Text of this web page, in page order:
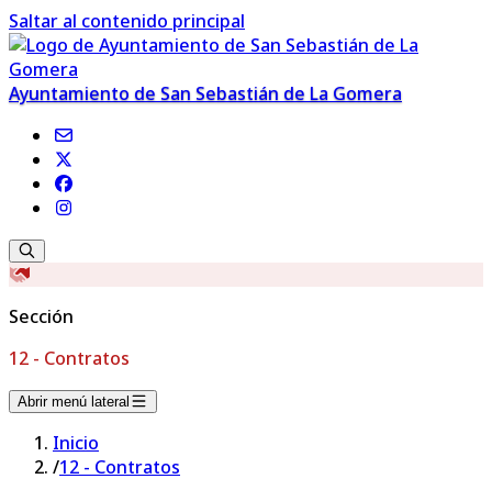
Saltar al contenido principal
Ayuntamiento de San Sebastián de La Gomera
Sección
12 - Contratos
Abrir menú lateral
Inicio
/12 - Contratos